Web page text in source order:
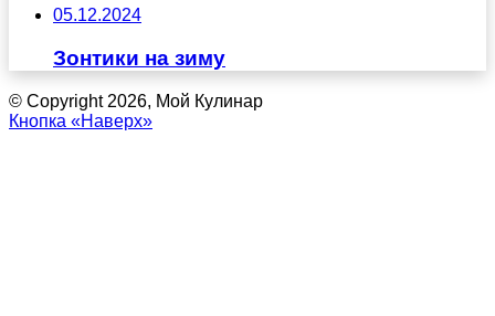
05.12.2024
Зонтики на зиму
© Copyright 2026, Мой Кулинар
Кнопка «Наверх»